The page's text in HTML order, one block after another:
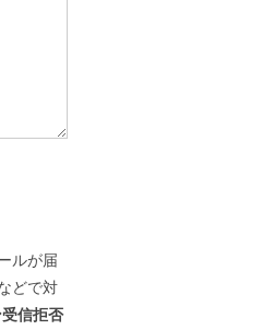
ルが届
どで対
信拒否